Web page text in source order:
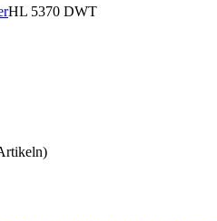
HL 5370 DWT